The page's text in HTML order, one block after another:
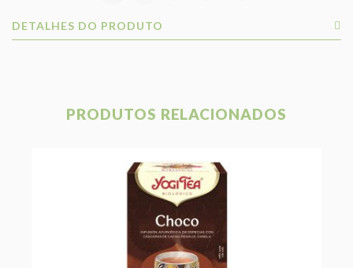
DETALHES DO PRODUTO
PRODUTOS RELACIONADOS